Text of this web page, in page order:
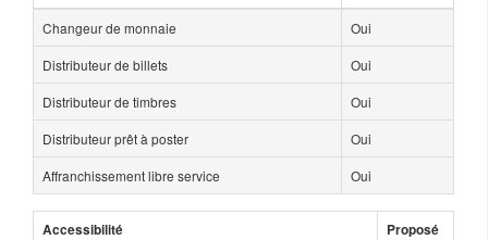
Changeur de monnaie
Oui
Distributeur de billets
Oui
Distributeur de timbres
Oui
Distributeur prêt à poster
Oui
Affranchissement libre service
Oui
Accessibilité Proposé